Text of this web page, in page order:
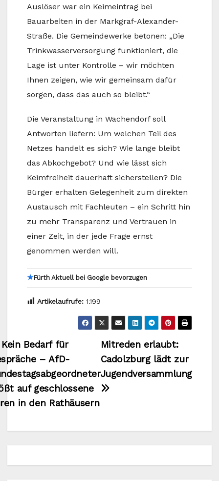
Auslöser war ein Keimeintrag bei
Bauarbeiten in der Markgraf-Alexander-
Straße. Die Gemeindewerke betonen: „Die
Trinkwasserversorgung funktioniert, die
Lage ist unter Kontrolle – wir möchten
Ihnen zeigen, wie wir gemeinsam dafür
sorgen, dass das auch so bleibt.“
Die Veranstaltung in Wachendorf soll
Antworten liefern: Um welchen Teil des
Netzes handelt es sich? Wie lange bleibt
das Abkochgebot? Und wie lässt sich
Keimfreiheit dauerhaft sicherstellen? Die
Bürger erhalten Gelegenheit zum direkten
Austausch mit Fachleuten – ein Schritt hin
zu mehr Transparenz und Vertrauen in
einer Zeit, in der jede Frage ernst
genommen werden will.
★Fürth Aktuell bei Google bevorzugen
Artikelaufrufe: 1.199
Beitragsnavigation
Mitreden erlaubt:
Cadolzburg lädt zur
Jugendversammlung
Bedarf für
– AfD-
auf geschlossene
in den Rathäusern